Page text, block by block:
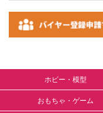
ホビー・模型
おもちゃ・ゲーム